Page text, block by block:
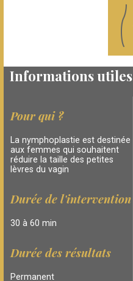
Informations utiles
Pour qui ?
La nymphoplastie est destinée
aux femmes qui souhaitent
réduire la taille des petites
lèvres du vagin
Durée de l'intervention
30 à 60 min
Durée des résultats
Permanent